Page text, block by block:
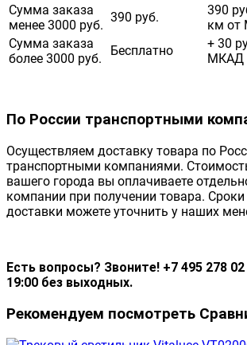
Сумма заказа
менее 3000 руб.
390 руб.
390
км
Сумма заказа
более 3000 руб.
Бесплатно
+ 30
МКАД
По России транспортными
Осуществляем доставку товара по
транспортными компаниями.
вашего города вы оплачиваете
компании при получении товара.
доставки можете уточнить у наших
Есть вопросы? Звоните! +7 495 278
19:00 без выходных.
Рекомендуем посмотреть